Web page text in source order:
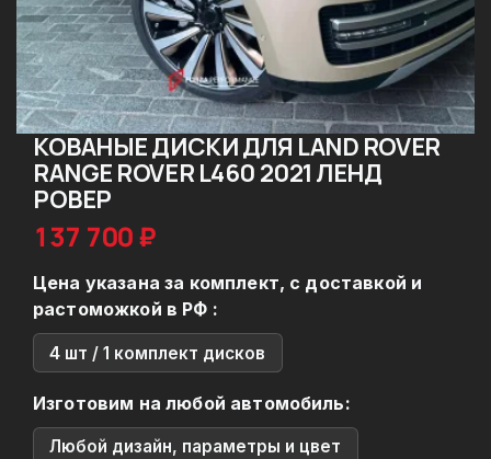
КОВАНЫЕ ДИСКИ ДЛЯ LAND ROVER
RANGE ROVER L460 2021 ЛЕНД
РОВЕР
137 700 ₽
Цена указана за комплект, с доставкой и
растоможкой в РФ :
4 шт / 1 комплект дисков
Изготовим на любой автомобиль:
Любой дизайн, параметры и цвет